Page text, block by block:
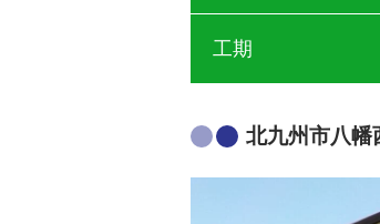
工期
北九州市八幡